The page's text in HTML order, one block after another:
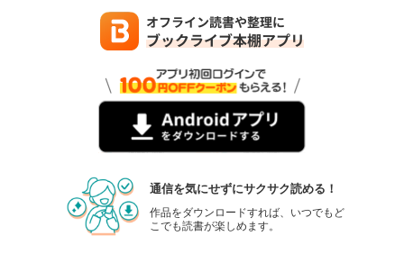
通信を気にせずにサクサク読める！
作品をダウンロードすれば、いつでもど
こでも読書が楽しめます。